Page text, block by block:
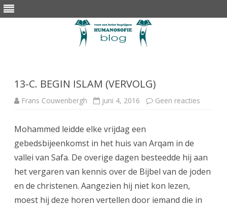
13-C. BEGIN ISLAM (VERVOLG)
Frans Couwenbergh juni 4, 2016 Geen reacties
Mohammed leidde elke vrijdag een
gebedsbijeenkomst in het huis van Arqam in de
vallei van Safa. De overige dagen besteedde hij aan
het vergaren van kennis over de Bijbel van de joden
en de christenen. Aangezien hij niet kon lezen,
moest hij deze horen vertellen door iemand die in